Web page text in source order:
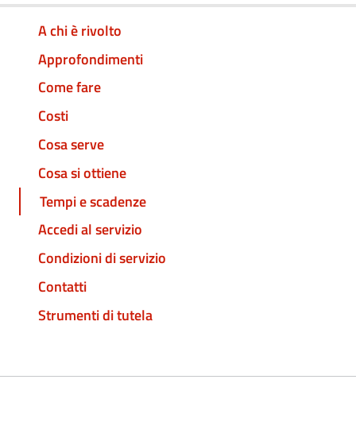
A chi è rivolto
Approfondimenti
Come fare
Costi
Cosa serve
Cosa si ottiene
Tempi e scadenze
Accedi al servizio
Condizioni di servizio
Contatti
Strumenti di tutela